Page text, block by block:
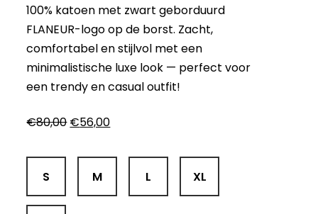
100% katoen met zwart geborduurd
FLANEUR-logo op de borst. Zacht,
comfortabel en stijlvol met een
minimalistische luxe look — perfect voor
een trendy en casual outfit!
€80,00 Oorspronkelijke
was:
€80,00.
€56,00Huidige
is:
€56,00.
S M L XL